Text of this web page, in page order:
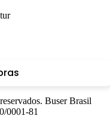
Buser Brasil
0001-81